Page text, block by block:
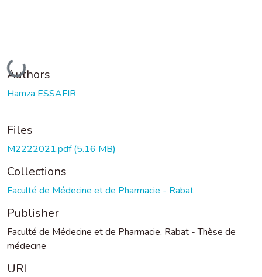
Loading...
Authors
Hamza ESSAFIR
Files
M2222021.pdf(5.16 MB)
Collections
Faculté de Médecine et de Pharmacie - Rabat
Publisher
Faculté de Médecine et de Pharmacie, Rabat - Thèse de
médecine
URI